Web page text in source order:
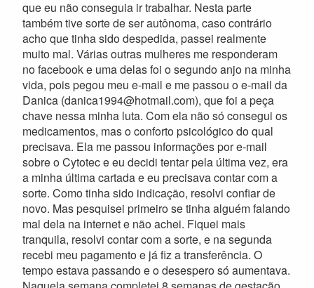
que eu não conseguia ir trabalhar. Nesta parte
também tive sorte de ser autônoma, caso contrário
acho que tinha sido despedida, passei realmente
muito mal. Várias outras mulheres me responderam
no facebook e uma delas foi o segundo anjo na minha
vida, pois pegou meu e-mail e me passou o e-mail da
Danica (danica1994@hotmail.com), que foi a peça
chave nessa minha luta. Com ela não só consegui os
medicamentos, mas o conforto psicológico do qual
precisava. Ela me passou informações por e-mail
sobre o Cytotec e eu decidi tentar pela última vez, era
a minha última cartada e eu precisava contar com a
sorte. Como tinha sido indicação, resolvi confiar de
novo. Mas pesquisei primeiro se tinha alguém falando
mal dela na internet e não achei. Fiquei mais
tranquila, resolvi contar com a sorte, e na segunda
recebi meu pagamento e já fiz a transferência. O
tempo estava passando e o desespero só aumentava.